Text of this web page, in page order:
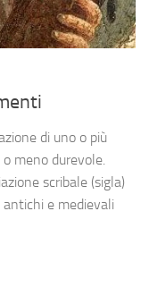
di uno o più
meno durevole.
scribale (sigla)
antichi e medievali